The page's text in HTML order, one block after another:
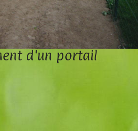
d'un portail